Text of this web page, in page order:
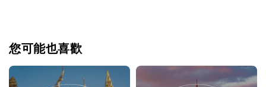
您可能也喜歡